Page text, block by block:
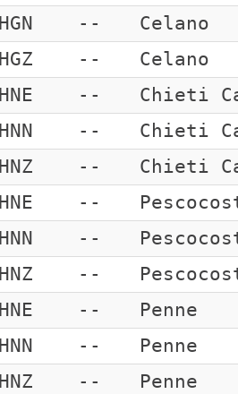
HGN --
Celano
HGZ --
Celano
HNE --
Chieti
HNN --
Chieti
HNZ --
Chieti
HNE --
HNN --
HNZ --
HNE --
Penne
HNN --
Penne
HNZ --
Penne